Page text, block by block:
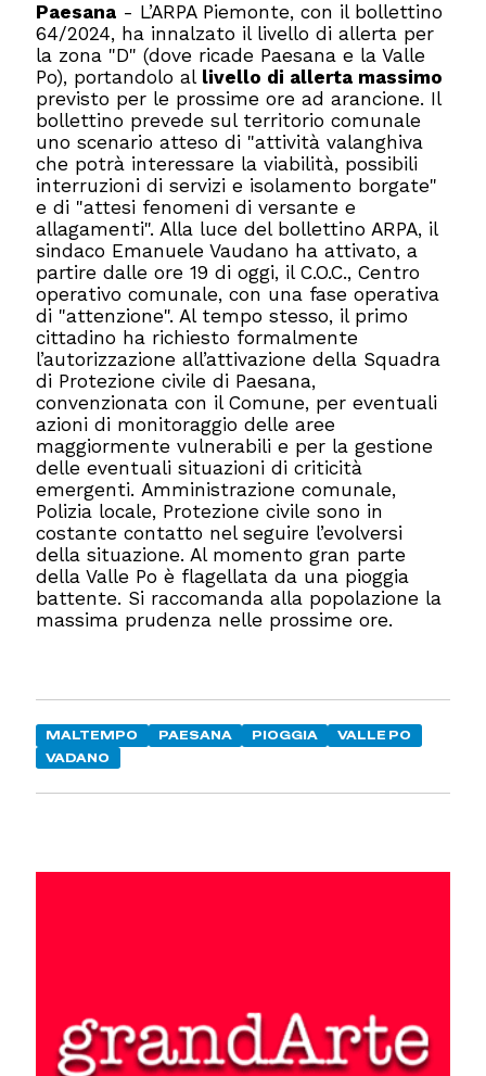
Paesana - L’ARPA Piemonte, con il bollettino
64/2024, ha innalzato il livello di allerta per
la zona "D" (dove ricade Paesana e la Valle
Po), portandolo al livello di allerta massimo
previsto per le prossime ore ad arancione. Il
bollettino prevede sul territorio comunale
uno scenario atteso di "attività valanghiva
che potrà interessare la viabilità, possibili
interruzioni di servizi e isolamento borgate"
e di "attesi fenomeni di versante e
allagamenti". Alla luce del bollettino ARPA, il
sindaco Emanuele Vaudano ha attivato, a
partire dalle ore 19 di oggi, il C.O.C., Centro
operativo comunale, con una fase operativa
di "attenzione". Al tempo stesso, il primo
cittadino ha richiesto formalmente
l’autorizzazione all’attivazione della Squadra
di Protezione civile di Paesana,
convenzionata con il Comune, per eventuali
azioni di monitoraggio delle aree
maggiormente vulnerabili e per la gestione
delle eventuali situazioni di criticità
emergenti. Amministrazione comunale,
Polizia locale, Protezione civile sono in
costante contatto nel seguire l’evolversi
della situazione. Al momento gran parte
della Valle Po è flagellata da una pioggia
battente. Si raccomanda alla popolazione la
massima prudenza nelle prossime ore.
MALTEMPO PAESANA PIOGGIA
VALLE PO
VADANO